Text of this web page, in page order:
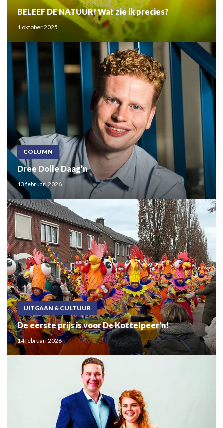
BELEEF DE NATUUR! Wat zie ik precies?
1 oktober 2025
COLUMN
Dree Dolle Daag’n
13 februari 2026
UITGAAN & CULTUUR
De eerste prijs is voor De Kottelpeer'n!
14 februari 2026